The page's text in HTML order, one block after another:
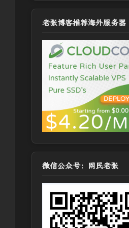
老张博客推荐海外服务器
微信公众号：网民老张